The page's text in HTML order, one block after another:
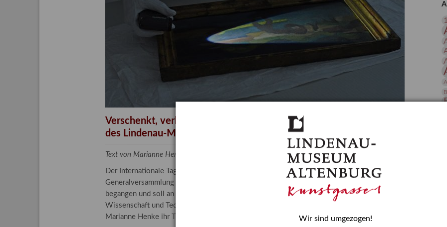
Bestandskataloge & Editionen
Gesamtverzeichnis
Kalender
Forschung
Verschenkt, verkauft, vergessen? – Kunstdetektivinnen im Dienste
des Lindenau-Museums
Text von Marianne Henke, Provenienzforscherin am Lindenau-Museum Altenburg
Der Internationale Tag der Frauen und Mädchen in der Wissenschaft wurde 2015 in der
Generalversammlung der Vereinten Nationen beschlossen. Er wird jährlich am 11. Februar
begangen und soll an die entscheidende Rolle erinnern, die Mädchen und Frauen in
Wissenschaft und Technologie spielen. In ihrem Blogbeitrag stellt Provenienzforscherin
Marianne Henke ihr Tätigkeitsfeld vor.
Wir sind umgezogen!